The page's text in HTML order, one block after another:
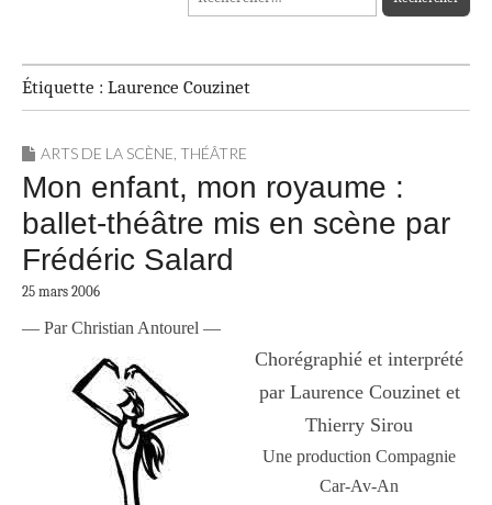
Étiquette : Laurence Couzinet
ARTS DE LA SCÈNE, THÉÂTRE
Mon enfant, mon royaume :
ballet-théâtre mis en scène par
Frédéric Salard
25 mars 2006
— Par Christian Antourel —
Chorégraphié et interprété
par Laurence Couzinet et
Thierry Sirou
Une production Compagnie
Car-Av-An